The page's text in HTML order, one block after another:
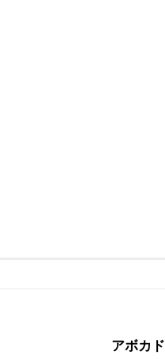
めにお召し上がりください。
アボカド